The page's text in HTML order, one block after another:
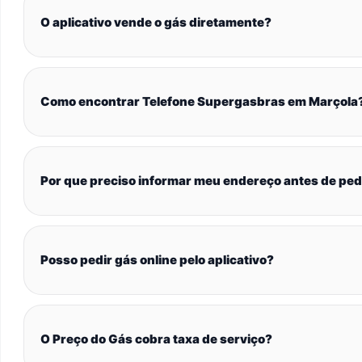
O aplicativo vende o gás diretamente?
Como encontrar Telefone Supergasbras em
Por que preciso informar meu endereço antes de
Posso pedir gás online pelo aplicativo?
O Preço do Gás cobra taxa de serviço?